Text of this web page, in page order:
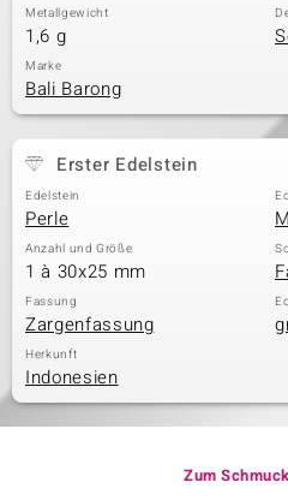
Classics
Metallgewicht
1,6 g
Marke
Bali Barong
Erster Edelstein
Edelstein
Perle
Anzahl und Größe
1 à 30x25 mm
Fassung
Zargenfassung
Herkunft
Indonesien
Zum